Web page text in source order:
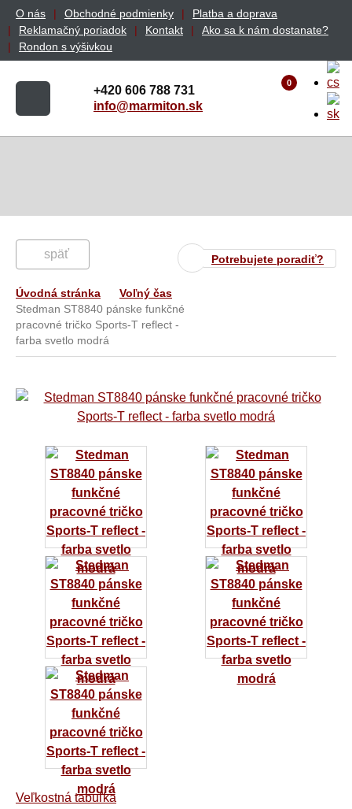
O nás Obchodné podmienky
Platba a doprava
Reklamačný poriadok
Kontakt
Ako sa k nám dostanate?
Rondon s výšivkou
+420 606 788 731
info@marmiton.sk
0
Potrebujete poradiť?
späť
Úvodná stránka
Voľný čas
Stedman ST8840 pánske funkčné
pracovné tričko Sports-T reflect -
farba svetlo modrá
Veľkostná tabuľka